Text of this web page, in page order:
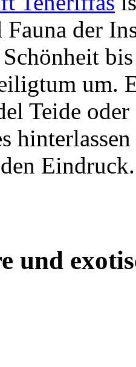
der
um.
Teide
Eindruck.
und